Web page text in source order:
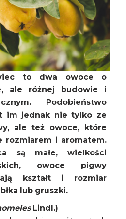
to dwa owoce o
ale różnej budowie i
Podobieństwo
im jednak nie tylko ze
ale też owoce, które
rozmiarem i aromatem.
są małe, wielkości
owoce pigwy
kształt i rozmiar
lub gruszki.
Lindl.)